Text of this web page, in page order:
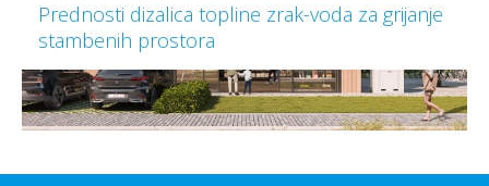
Prednosti dizalica topline zrak-voda za grijanje
stambenih prostora